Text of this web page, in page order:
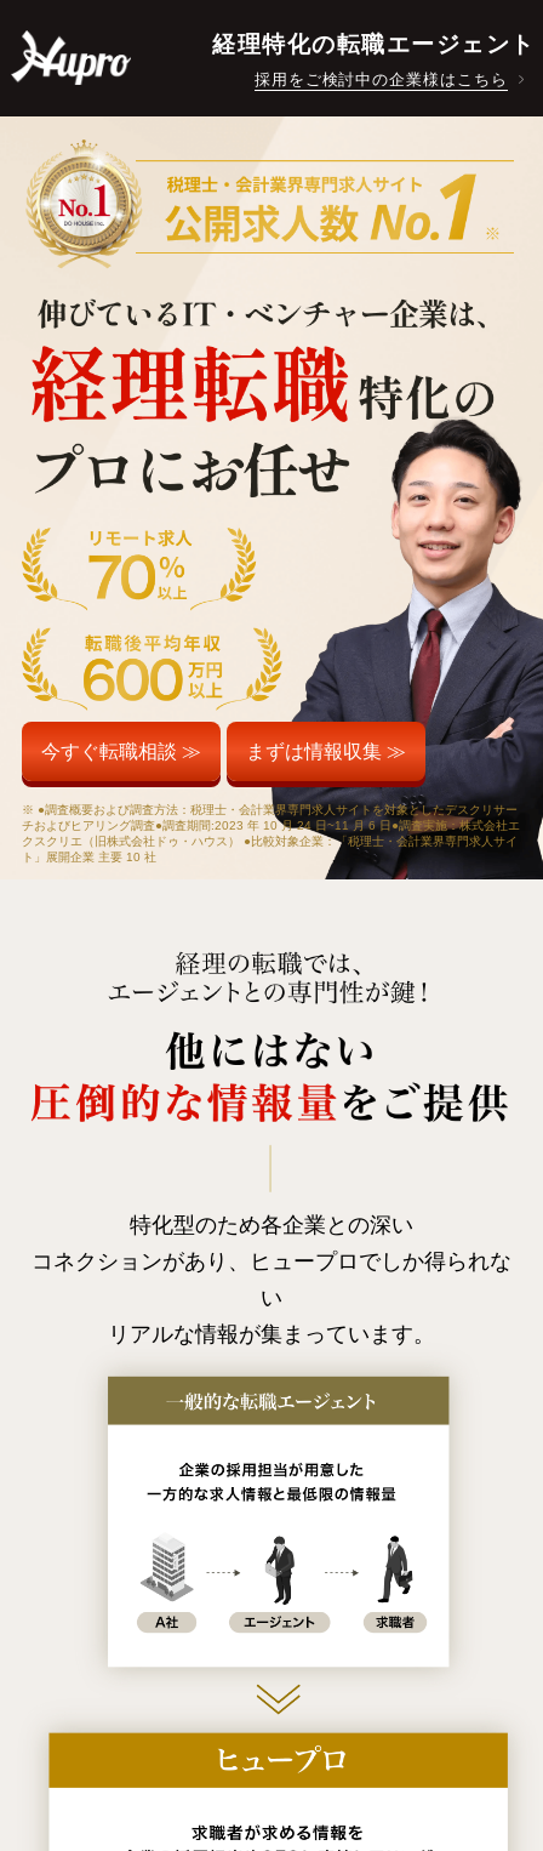
経理特化の転職エージェント
採用をご検討中の企業様はこちら
今すぐ転職相談 ≫ まずは情報収集 ≫
※ ●調査概要および調査方法：税理士・会計業界専門求人サイトを対象としたデスクリサー
チおよびヒアリング調査●調査期間:2023 年 10 月 24 日~11 月 6 日●調査実施：株式会社エ
クスクリエ（旧株式会社ドゥ・ハウス） ●比較対象企業：「税理士・会計業界専門求人サイ
ト」展開企業 主要 10 社
特化型のため各企業との深い
コネクションがあり、
ヒュープロでしか得られな
い
リアルな情報が集まっています。